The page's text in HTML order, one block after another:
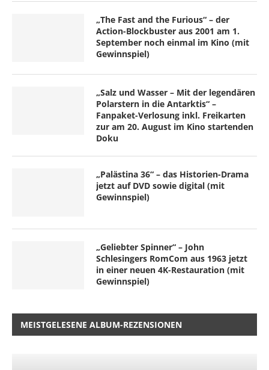
„The Fast and the Furious“ – der
Action-Blockbuster aus 2001 am 1.
September noch einmal im Kino (mit
Gewinnspiel)
„Salz und Wasser – Mit der legendären
Polarstern in die Antarktis“ –
Fanpaket-Verlosung inkl. Freikarten
zur am 20. August im Kino startenden
Doku
„Palästina 36“ – das Historien-Drama
jetzt auf DVD sowie digital (mit
Gewinnspiel)
„Geliebter Spinner“ – John
Schlesingers RomCom aus 1963 jetzt
in einer neuen 4K-Restauration (mit
Gewinnspiel)
MEISTGELESENE ALBUM-REZENSIONEN